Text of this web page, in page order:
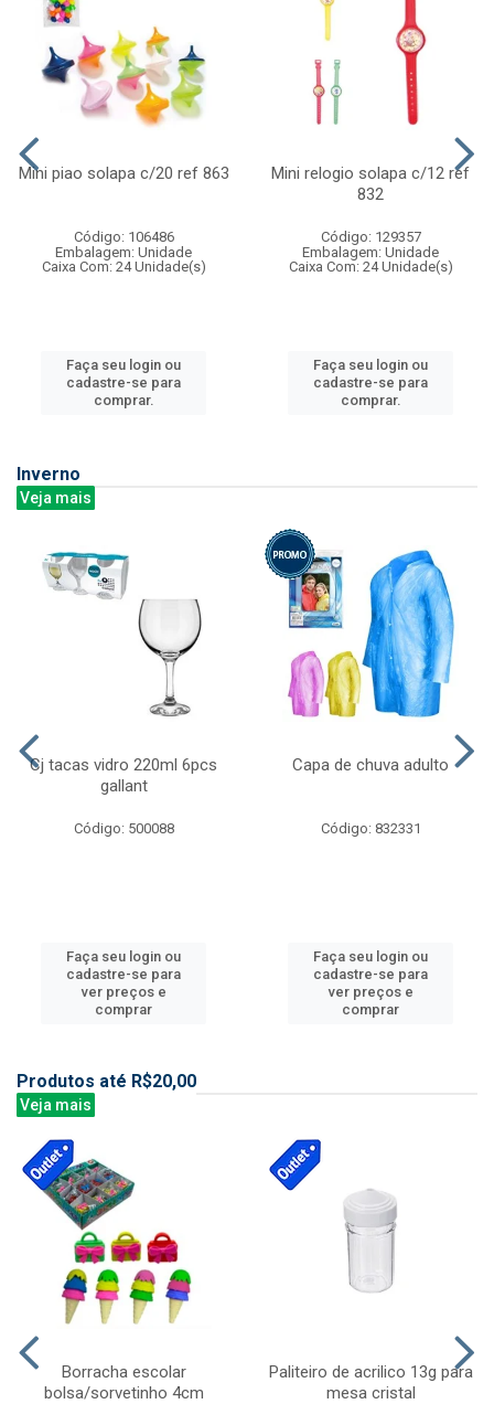
Mini piao solapa c/20 ref 863
Código: 106486
Embalagem: Unidade
Caixa Com: 24 Unidade(s)
Faça seu login ou
cadastre-se para
comprar.
Mini relogio solapa c/12 ref
832
Código: 129357
Embalagem: Unidade
Caixa Com: 24 Unidade(s)
Faça seu login ou
cadastre-se para
comprar.
Inverno
Veja mais
Cj tacas vidro 220ml 6pcs
gallant
Código: 500088
Faça seu login ou
cadastre-se para
ver preços e
comprar
Capa de chuva adulto
Código: 832331
Faça seu login ou
cadastre-se para
ver preços e
comprar
Produtos até R$20,00
Veja mais
Borracha escolar
bolsa/sorvetinho 4cm
Paliteiro de acrilico 13g para
mesa cristal